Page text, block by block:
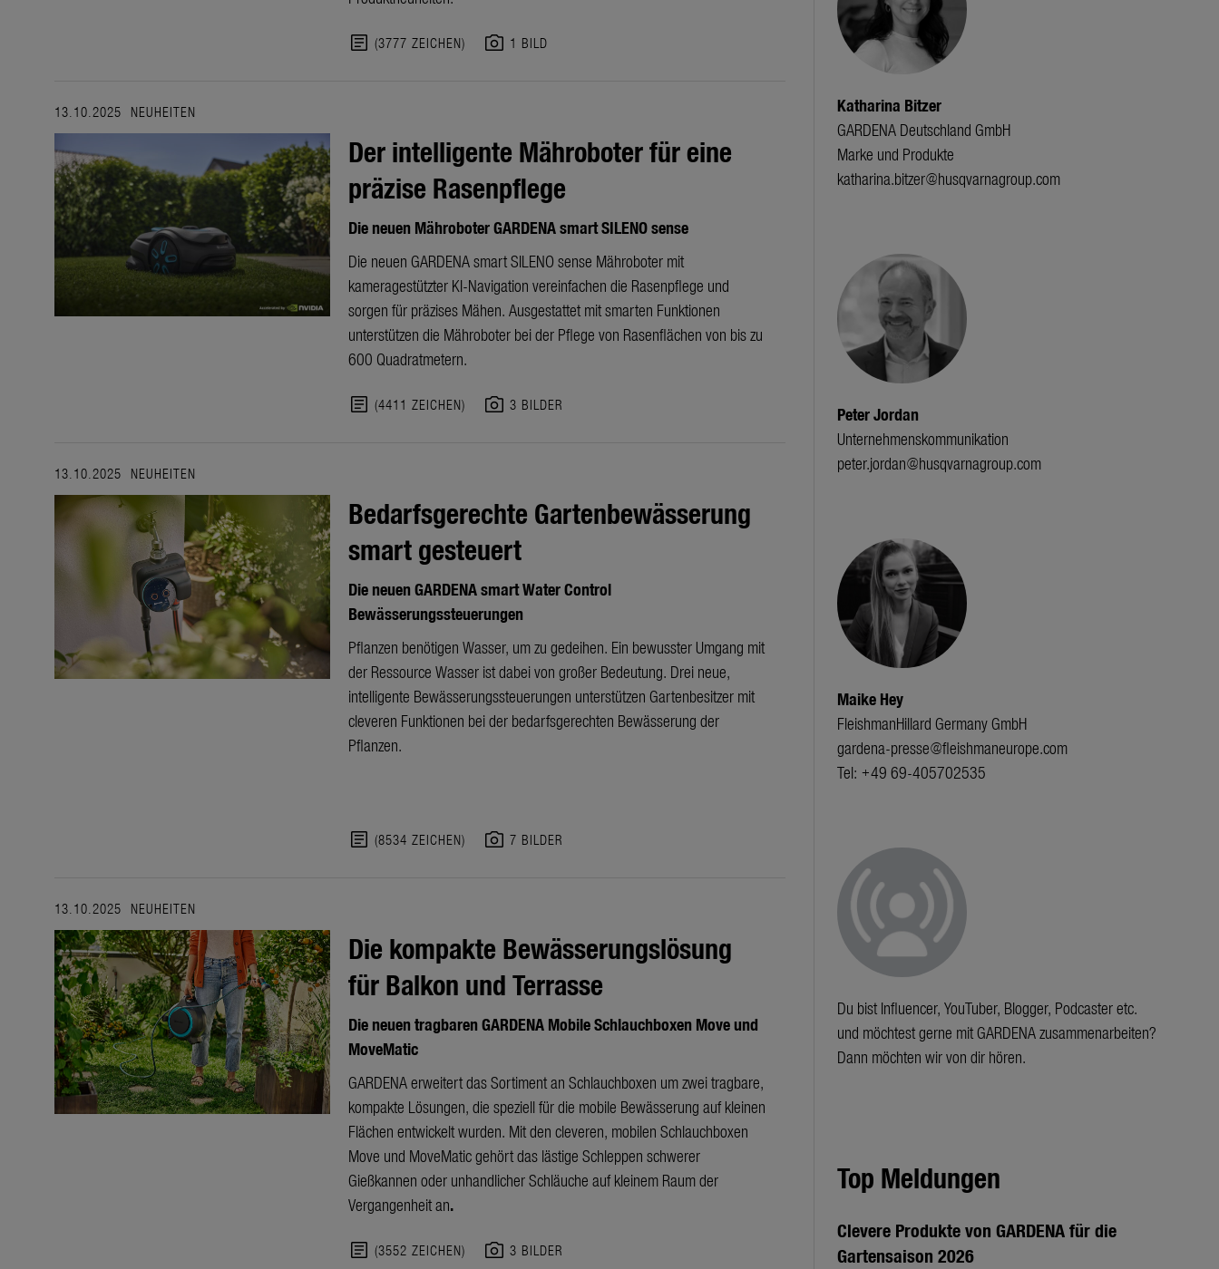
article (3777 ZEICHEN) photo_camera 1 BILD
13.10.2025 NEUHEITEN
Der intelligente Mähroboter für eine
präzise Rasenpflege
Die neuen Mähroboter GARDENA smart SILENO sense
Die neuen GARDENA smart SILENO sense Mähroboter mit
kameragestützter KI-Navigation vereinfachen die Rasenpflege und
sorgen für präzises Mähen. Ausgestattet mit smarten Funktionen
unterstützen die Mähroboter bei der Pflege von Rasenflächen von bis zu
600 Quadratmetern.
article (4411 ZEICHEN) photo_camera 3 BILDER
13.10.2025 NEUHEITEN
Bedarfsgerechte Gartenbewässerung
smart gesteuert
Die neuen GARDENA smart Water Control
Bewässerungssteuerungen
Pflanzen benötigen Wasser, um zu gedeihen. Ein bewusster Umgang mit
der Ressource Wasser ist dabei von großer Bedeutung. Drei neue,
intelligente Bewässerungssteuerungen unterstützen Gartenbesitzer mit
cleveren Funktionen bei der bedarfsgerechten Bewässerung der
Pflanzen.
article (8534 ZEICHEN) photo_camera 7 BILDER
13.10.2025 NEUHEITEN
Die kompakte Bewässerungslösung
für Balkon und Terrasse
Die neuen tragbaren GARDENA Mobile Schlauchboxen Move und
MoveMatic
GARDENA erweitert das Sortiment an Schlauchboxen um zwei tragbare,
kompakte Lösungen, die speziell für die mobile Bewässerung auf kleinen
Flächen entwickelt wurden. Mit den cleveren, mobilen Schlauchboxen
Move und MoveMatic gehört das lästige Schleppen schwerer
Gießkannen oder unhandlicher Schläuche auf kleinem Raum der
Vergangenheit an.
article (3552 ZEICHEN) photo_camera 3 BILDER
Katharina Bitzer
GARDENA Deutschland GmbH
Marke und Produkte
katharina.bitzer@husqvarnagroup.com
Peter Jordan
Unternehmenskommunikation
peter.jordan@husqvarnagroup.com
Maike Hey
FleishmanHillard Germany GmbH
gardena-presse@fleishmaneurope.com
Tel: +49 69-405702535
Du bist Influencer, YouTuber, Blogger, Podcaster etc.
und möchtest gerne mit GARDENA zusammenarbeiten?
Dann möchten wir von dir hören.
Top Meldungen
Clevere Produkte von GARDENA für die
Gartensaison 2026